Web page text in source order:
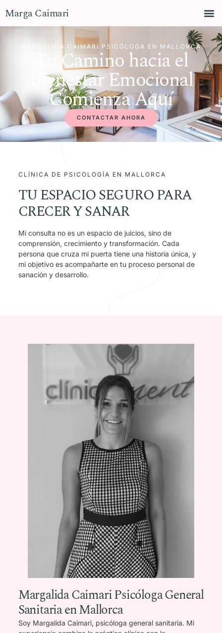
Marga Caimari
MARGALIDA CAIMARI PSICÓLOGA EN MALLORCA
Tu Camino hacia el
Bienestar Emocional
Comienza Aquí
CONTACTAR AHORA
CLÍNICA DE PSICOLOGÍA EN MALLORCA
TU ESPACIO SEGURO PARA
CRECER Y SANAR
Mi consulta no es un espacio de juicios, sino de
comprensión, crecimiento y transformación. Cada
persona que cruza mi puerta tiene una historia única, y
mi objetivo es acompañarte en tu proceso personal de
sanación y desarrollo.
Margalida Caimari Psicóloga General
Sanitaria en Mallorca
Soy Margalida Caimari, psicóloga general sanitaria. Mi